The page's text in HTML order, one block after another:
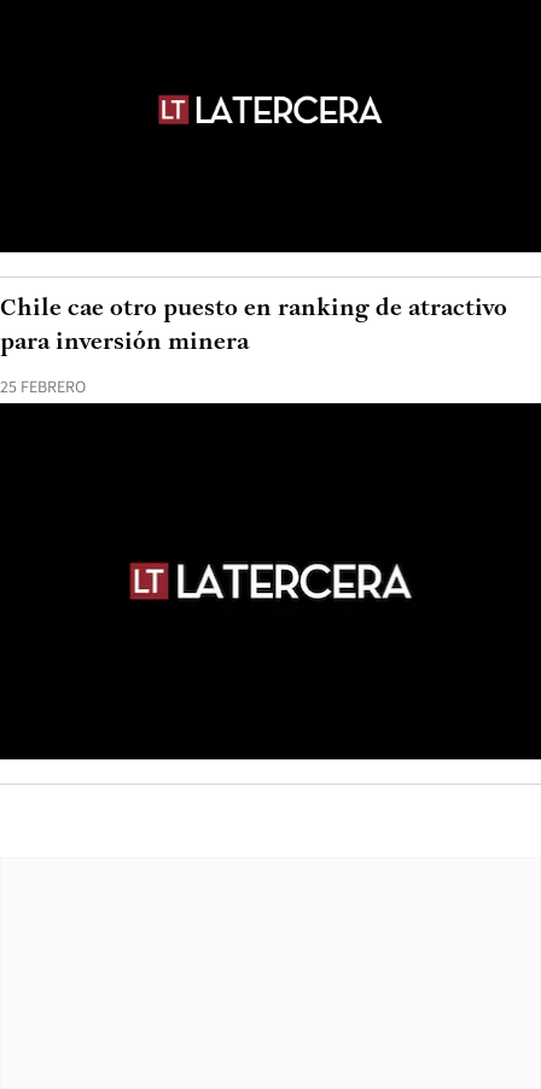
25 FEBRERO
Chile cae otro puesto en ranking de atractivo
para inversión minera